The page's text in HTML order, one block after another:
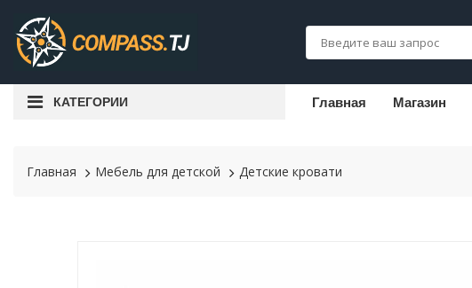
КАТЕГОРИИ Главная Магазин
Главная Мебель для детской Детские кровати